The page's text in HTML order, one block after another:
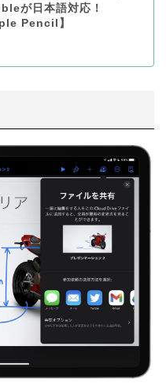
が日本語対応！
Pencil】